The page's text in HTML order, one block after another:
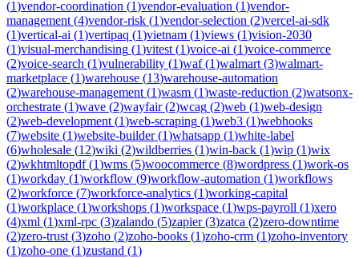
(1)vendor-coordination (1)vendor-evaluation (1)vendor-
management (4)vendor-risk (1)vendor-selection (2)vercel-ai-sdk
(1)vertical-ai (1)vertipaq (1)vietnam (1)views (1)vision-2030
(1)visual-merchandising (1)vitest (1)voice-ai (1)voice-commerce
(2)voice-search (1)vulnerability (1)waf(1)walmart (3)walmart-
marketplace (1)warehouse (13)warehouse-automation
(2)warehouse-management (1)wasm (1)waste-reduction (2)watsonx-
orchestrate (1)wave (2)wayfair(2)wcag (2)web (1)web-design
(2)web-development (1)web-scraping (1)web3 (1)webhooks
(7)website (1)website-builder(1)whatsapp (1)white-label
(6)wholesale (12)wiki (2)wildberries (1)win-back (1)wip (1)wix
(2)wkhtmltopdf(1)wms (5)woocommerce (8)wordpress (1)work-os
(1)workday (1)workflow (9)workflow-automation (1)workflows
(2)workforce (7)workforce-analytics (1)working-capital
(1)workplace (1)workshops (1)workspace (1)wps-payroll (1)xero
(4)xml (1)xml-rpc (3)zalando (5)zapier(3)zatca (2)zero-downtime
(2)zero-trust (3)zoho (2)zoho-books (1)zoho-crm (1)zoho-inventory
(1)zoho-one (1)zustand (1)